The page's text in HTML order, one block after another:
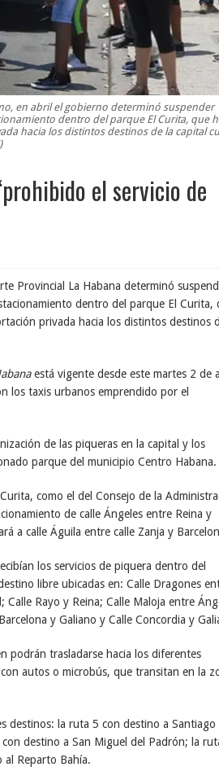
en abril el gobierno determinó suspender
dentro del parque El Curita, que
hacia los distintos destinos de la capital
el servicio de
Provincial La Habana determinó
dentro del parque El Curita,
privada hacia los distintos destinos
está vigente desde este martes 2 de
los taxis urbanos emprendido por el
de las piqueras en la capital y los
parque del municipio Centro Habana.
como el del Consejo de la
de calle Ángeles entre Reina y
a calle Águila entre calle Zanja y
los servicios de piquera dentro del
libre ubicadas en: Calle Dragones
Rayo y Reina; Calle Maloja entre
y Galiano y Calle Concordia y
podrán trasladarse hacia los diferentes
autos o microbús, que transitan en la
destinos: la ruta 5 con destino a Santiago
destino a San Miguel del Padrón; la
al Reparto Bahía.